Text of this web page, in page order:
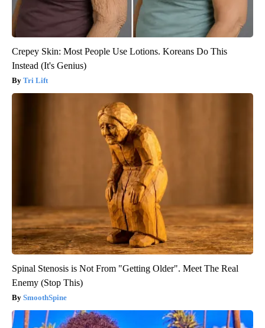
Crepey Skin: Most People Use Lotions. Koreans Do This
Instead (It's Genius)
Tri Lift
Spinal Stenosis is Not From "Getting Older". Meet The Real
Enemy (Stop This)
SmoothSpine